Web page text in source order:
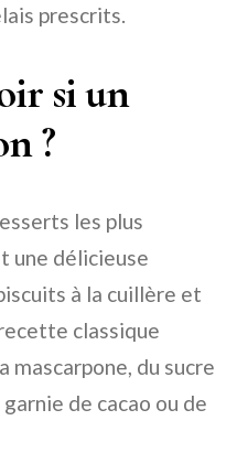
prescrits.
si un
?
les plus
une délicieuse
à la cuillère et
classique
mascarpone, du sucre
de cacao ou de